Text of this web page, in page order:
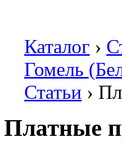
Каталог ›
Гомель
Статьи ›
Платные